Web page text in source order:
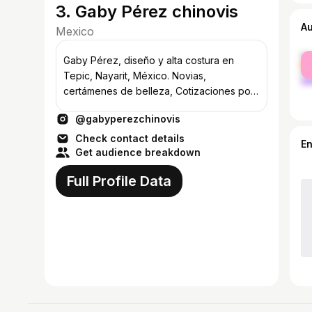
3. Gaby Pérez chinovis
Mexico
Gaby Pérez, diseño y alta costura en
Tepic, Nayarit, México. Novias,
certámenes de belleza, Cotizaciones por
@gabyperezchinovis
Check contact details
Get audience breakdown
Full Profile Data